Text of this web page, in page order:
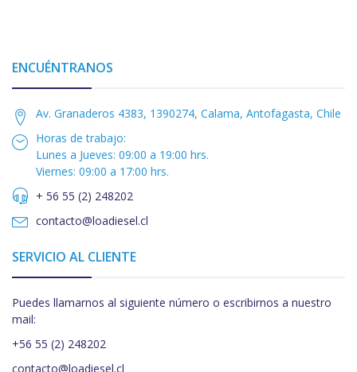
ENCUÉNTRANOS
Av. Granaderos 4383, 1390274, Calama, Antofagasta, Chile
Horas de trabajo:
Lunes a Jueves: 09:00 a 19:00 hrs.
Viernes: 09:00 a 17:00 hrs.
+ 56 55 (2) 248202
contacto@loadiesel.cl
SERVICIO AL CLIENTE
Puedes llamarnos al siguiente número o escribirnos a nuestro
mail:
+56 55 (2) 248202
contacto@loadiesel.cl